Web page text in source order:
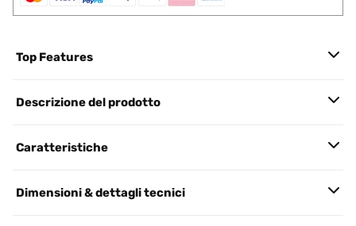
Top Features
Descrizione del prodotto
Caratteristiche
Dimensioni & dettagli tecnici